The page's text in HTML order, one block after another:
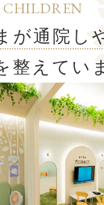
CHILDREN
が通院し
整えてい